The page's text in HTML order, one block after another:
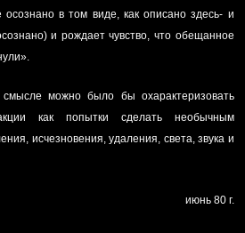
в том виде, как описано здесь- и
и рождает чувство, что обещанное
смысле можно было бы охарактеризовать
как попытки сделать необычным
исчезновения, удаления, света, звука и
июнь 80 г.